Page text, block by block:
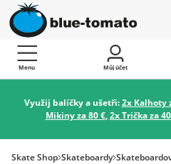
Menu Můj účet
Využij balíčky a ušetři:2x Kalhoty
Mikiny za 80 €,2x Trička za
Skate Shop Skateboardy